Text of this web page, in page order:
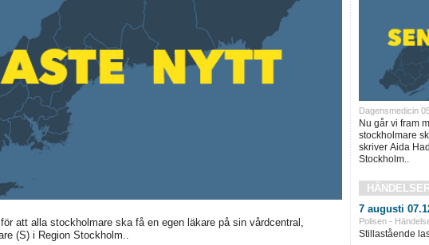
att alla stockholmare ska få en egen läkare på sin vårdcentral,
(S) i Region Stockholm..
Dagensmedicin
Nu går vi fram
stockholmare
skriver Aida
Stockholm..
HÄNDELSER
7 augusti
Polisen -
Stillastående